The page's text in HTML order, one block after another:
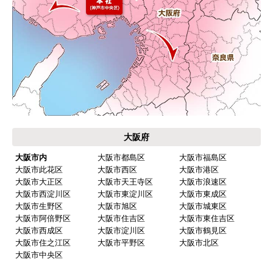
はい
商品の梱包は必要十分なものでしたか？
はい
またこのショップを利用したいですか？
はい
【注文商品】浄水器・整水器 【注文時
価格面と全体的に評価が 高かったので、数社と比
較して選びました。
【注文からどのくらいで届きましたか？】
商品は 直ぐに届くと連絡有りましたが 取り付け工
事の日程が 決って工事日の数日前に問題なく届き
ました。
大阪府
大阪市内 大阪市都島区
大阪市福島区
大阪市此花区
大阪市西区
大阪市港区
大阪市大正区
大阪市天王寺区
大阪市浪速区
大阪市西淀川区
大阪市東淀川区
大阪市東成区
大阪市生野区
大阪市旭区
大阪市城東区
大阪市阿倍野区
大阪市住吉区
大阪市東住吉区
大阪市西成区
大阪市淀川区
大阪市鶴見区
大阪市住之江区
大阪市平野区
大阪市北区
大阪市中央区